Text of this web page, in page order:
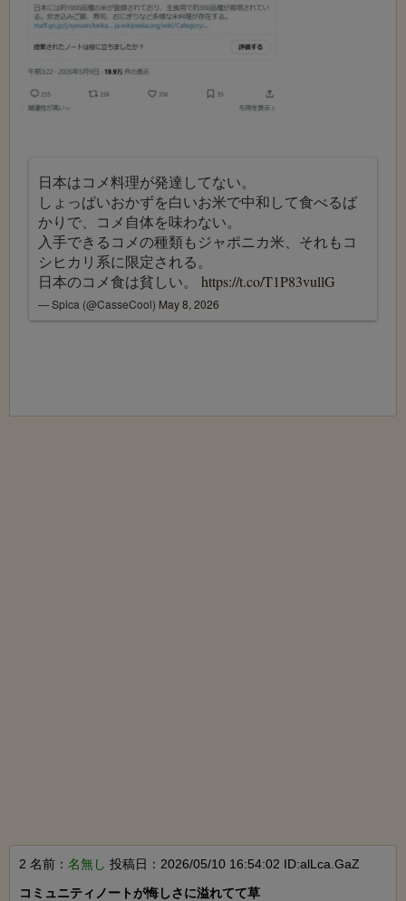
日本はコメ料理が発達してない。
しょっぱいおかずを白いお米で中和して食べるば
かりで、コメ自体を味わない。
入手できるコメの種類もジャポニカ米、それもコ
シヒカリ系に限定される。
日本のコメ食は貧しい。 https://t.co/T1P83vullG
— Spica (@CasseCool) May 8, 2026
2 名前： 名無し 投稿日：2026/05/10 16:54:02 ID:alLca.GaZ
コミュニティノートが悔しさに溢れてて草